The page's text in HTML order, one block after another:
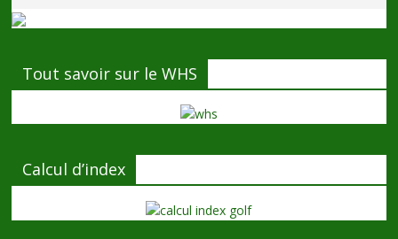
Tout savoir sur le WHS
Calcul d’index